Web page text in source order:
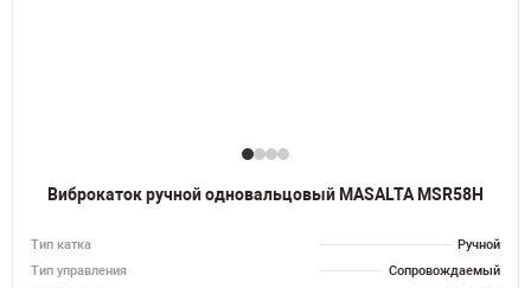
Виброкаток ручной одновальцовый MASALTA MSR58H
Тип катка
Ручной
Тип управления
Сопровождаемый